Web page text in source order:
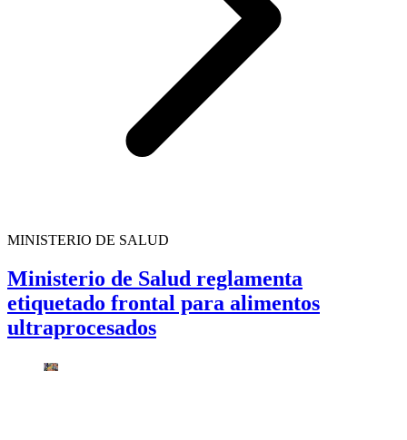
MINISTERIO DE SALUD
Ministerio de Salud reglamenta
etiquetado frontal para alimentos
ultraprocesados